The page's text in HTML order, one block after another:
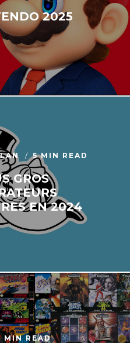
2025
5 MIN READ
GROS
EN 2024
MIN READ